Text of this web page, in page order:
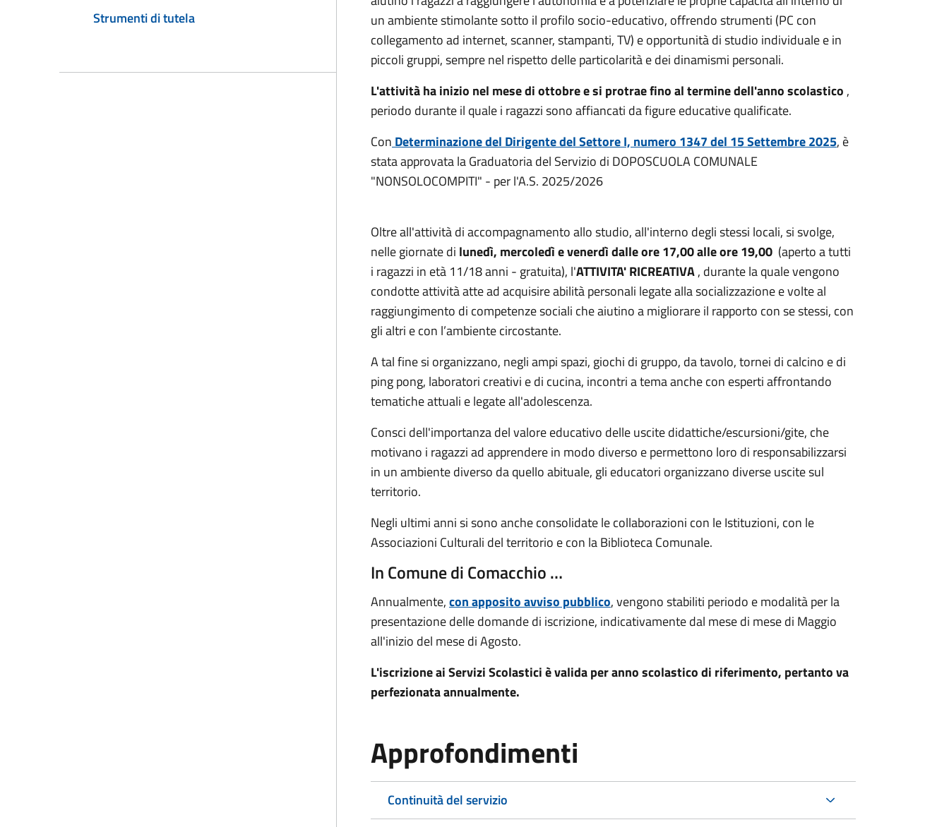
Strumenti di tutela
un ambiente stimolante sotto il profilo socio-educativo, offrendo strumenti (PC con
collegamento ad internet, scanner, stampanti, TV) e opportunità di studio individuale e in
piccoli gruppi, sempre nel rispetto delle particolarità e dei dinamismi personali.
L'attività ha inizio nel mese di ottobre e si protrae fino al termine dell'anno scolastico ,
periodo durante il quale i ragazzi sono affiancati da figure educative qualificate.
Con Determinazione del Dirigente del Settore I, numero 1347 del 15 Settembre 2025, è
stata approvata la Graduatoria del Servizio di DOPOSCUOLA COMUNALE
"NONSOLOCOMPITI" - per l'A.S. 2025/2026
Oltre all'attività di accompagnamento allo studio, all'interno degli stessi locali, si svolge,
nelle giornate di lunedì, mercoledì e venerdì dalle ore 17,00 alle ore 19,00 (aperto a tutti
i ragazzi in età 11/18 anni - gratuita), l'ATTIVITA' RICREATIVA, durante la quale vengono
condotte attività atte ad acquisire abilità personali legate alla socializzazione e volte al
raggiungimento di competenze sociali che aiutino a migliorare il rapporto con se stessi, con
gli altri e con l’ambiente circostante.
A tal fine si organizzano, negli ampi spazi, giochi di gruppo, da tavolo, tornei di calcino e di
ping pong, laboratori creativi e di cucina, incontri a tema anche con esperti affrontando
tematiche attuali e legate all'adolescenza.
Consci dell'importanza del valore educativo delle uscite didattiche/escursioni/gite, che
motivano i ragazzi ad apprendere in modo diverso e permettono loro di responsabilizzarsi
in un ambiente diverso da quello abituale, gli educatori organizzano diverse uscite sul
territorio.
Negli ultimi anni si sono anche consolidate le collaborazioni con le Istituzioni, con le
Associazioni Culturali del territorio e con la Biblioteca Comunale.
In Comune di Comacchio …
Annualmente,con apposito avviso pubblico, vengono stabiliti periodo e modalità per la
presentazione delle domande di iscrizione, indicativamente dal mese di mese di Maggio
all'inizio del mese di Agosto.
L'iscrizione ai Servizi Scolastici è valida per anno scolastico di riferimento, pertanto va
perfezionata annualmente.
Approfondimenti
Continuità del servizio